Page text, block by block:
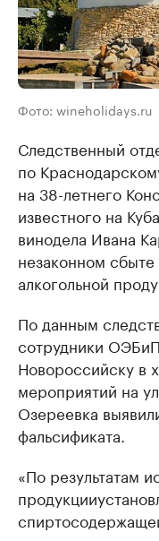
Фото: wineholidays.ru
Следственный
по
на 38-летнего
известного на
винодела Ивана
незаконном
алкогольной
По данным
сотрудники
Новороссийску в
мероприятий на
Озереевка
фальсификата.
«По результатам